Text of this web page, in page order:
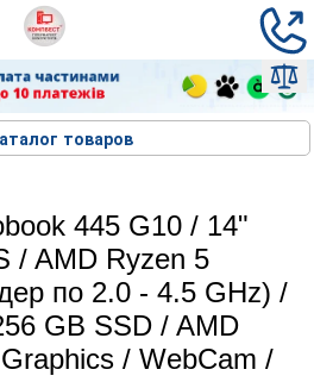
товаров
445 G10 / 14"
/ AMD Ryzen 5
по 2.0 - 4.5 GHz) /
GB SSD / AMD
/ WebCam /